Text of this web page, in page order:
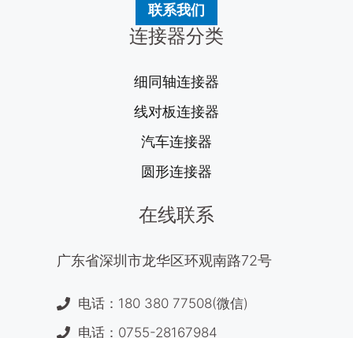
联系我们
连接器分类
细同轴连接器
线对板连接器
汽车连接器
圆形连接器
在线联系
广东省深圳市龙华区环观南路72号
电话：180 380 77508(微信)
电话：0755-28167984